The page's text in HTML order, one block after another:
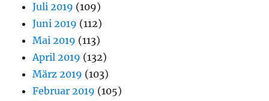
Juli 2019 (109)
Juni 2019 (112)
Mai 2019 (113)
April 2019 (132)
März 2019 (103)
Februar 2019 (105)